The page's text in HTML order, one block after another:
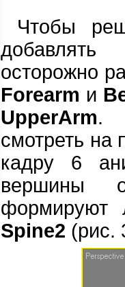
Чтобы
осторожно
Forearm и
UpperArm.
смотреть на
кадру 6
вершины
формируют
Spine2 (рис.